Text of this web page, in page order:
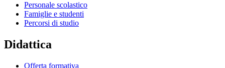
Personale scolastico
Famiglie e studenti
Percorsi di studio
Didattica
Offerta formativa